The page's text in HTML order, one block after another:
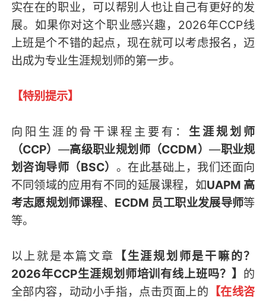
实在在的职业，可以帮别人也让自己有更好的发
展。如果你对这个职业感兴趣，2026年CCP线
上班是个不错的起点，现在就可以考虑报名，迈
出成为专业生涯规划师的第一步。
【特别提示】
向阳生涯的骨干课程主要有： 生涯规划师
（CCP） —高级职业规划师（CCDM）—职业规
划咨询导师（BSC） 。在此基础上，我们还面向
不同领域的应用有不同的延展课程，如UAPM 高
考志愿规划师课程、 ECDM 员工职业发展导师等
等。
以上就是本篇文章
【生涯规划师是干嘛的？
2026年CCP生涯规划师培训有线上班吗？】 的
全部内容， 动动小手指，点击页面上的 【在线咨